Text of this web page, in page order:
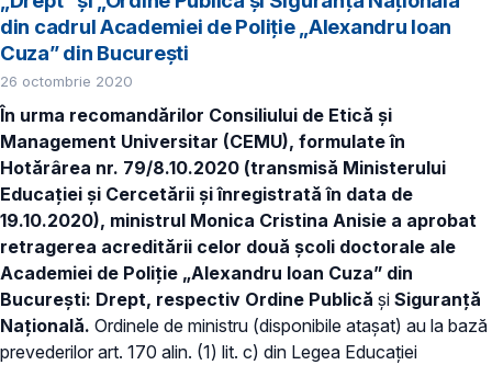
din cadrul Academiei de Poliție „Alexandru Ioan
Cuza” din București
26 octombrie 2020
În urma recomandărilor Consiliului de Etică și
Management Universitar (CEMU), formulate în
Hotărârea nr. 79/8.10.2020 (transmisă Ministerului
Educației și Cercetării și înregistrată în data de
19.10.2020), ministrul Monica Cristina Anisie a aprobat
retragerea acreditării celor două școli doctorale ale
Academiei de Poliție „Alexandru Ioan Cuza” din
București: Drept, respectiv Ordine Publică și Siguranță
Națională. Ordinele de ministru (disponibile atașat) au la bază
prevederilor art. 170 alin. (1) lit. c) din Legea Educației